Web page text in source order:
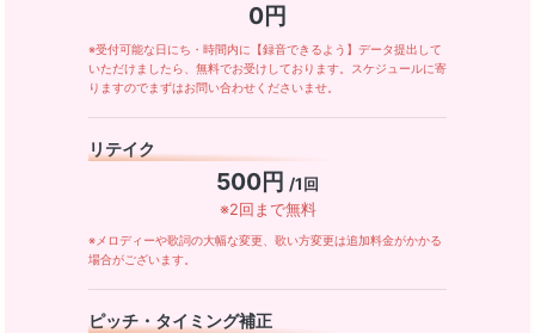
0円
※受付可能な日にち・時間内に【録音できるよう】データ提出して
いただけましたら、無料でお受けしております。スケジュールに寄
りますのでまずはお問い合わせくださいませ。
リテイク
500円 /1回
※2回まで無料
※メロディーや歌詞の大幅な変更、歌い方変更は追加料金がかかる
場合がございます。
ピッチ・タイミング補正